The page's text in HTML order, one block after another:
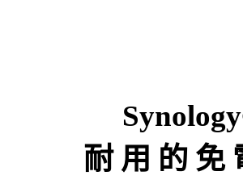
耐 用 的 免